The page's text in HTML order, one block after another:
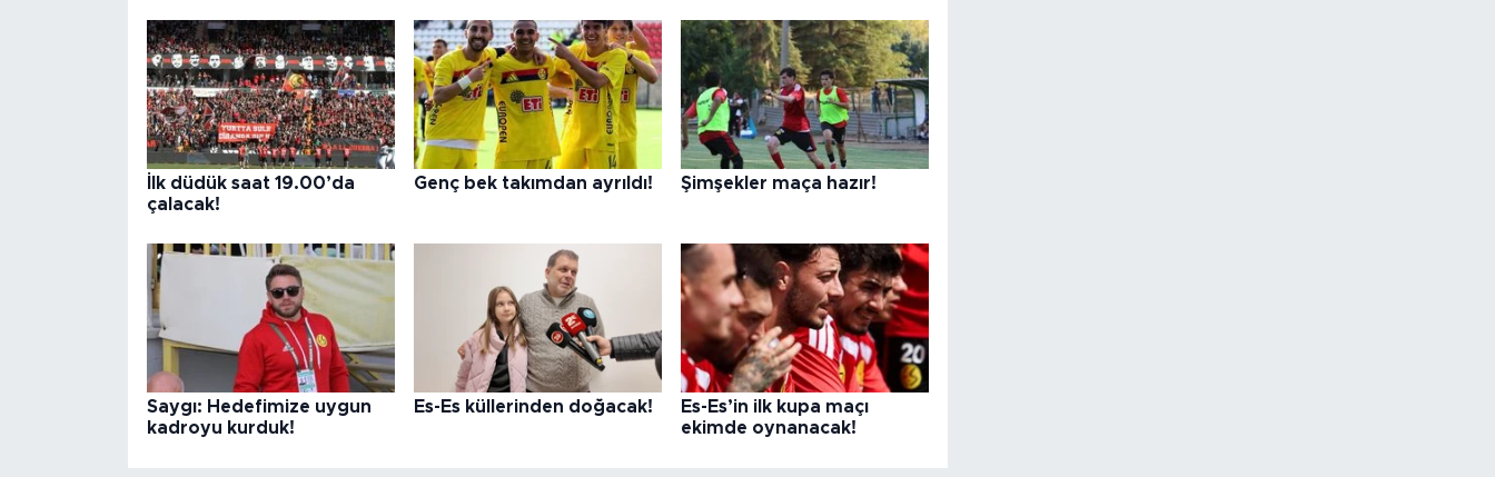
İlk düdük saat 19.00’da
çalacak!
Genç bek takımdan ayrıldı! Şimşekler maça hazır!
Saygı: Hedefimize uygun
kadroyu kurduk!
Es-Es küllerinden doğacak!
Es-Es’in ilk kupa maçı
ekimde oynanacak!